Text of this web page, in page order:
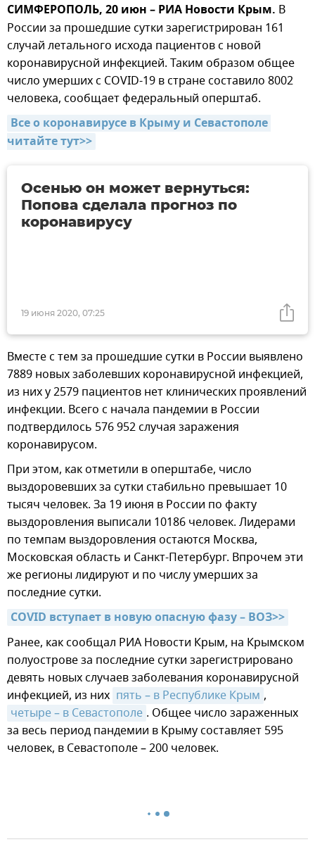
СИМФЕРОПОЛЬ, 20 июн – РИА Новости Крым. В
России за прошедшие сутки зарегистрирован 161
случай летального исхода пациентов с новой
коронавирусной инфекцией. Таким образом общее
число умерших с COVID-19 в стране составило 8002
человека, сообщает федеральный оперштаб.
Все о коронавирусе в Крыму и Севастополе
читайте тут>>
19 июня 2020, 07:25
Осенью он может вернуться:
Попова сделала прогноз по
коронавирусу
Вместе с тем за прошедшие сутки в России выявлено
7889 новых заболевших коронавирусной инфекцией,
из них у 2579 пациентов нет клинических проявлений
инфекции. Всего с начала пандемии в России
подтвердилось 576 952 случая заражения
коронавирусом.
При этом, как отметили в оперштабе, число
выздоровевших за сутки стабильно превышает 10
тысяч человек. За 19 июня в России по факту
выздоровления выписали 10186 человек. Лидерами
по темпам выздоровления остаются Москва,
Московская область и Санкт-Петербург. Впрочем эти
же регионы лидируют и по числу умерших за
последние сутки.
COVID вступает в новую опасную фазу – ВОЗ>>
Ранее, как сообщал РИА Новости Крым, на Крымском
полуострове за последние сутки зарегистрировано
девять новых случаев заболевания коронавирусной
инфекцией, из них пять – в Республике Крым ,
четыре – в Севастополе . Общее число зараженных
за весь период пандемии в Крыму составляет 595
человек, в Севастополе – 200 человек.